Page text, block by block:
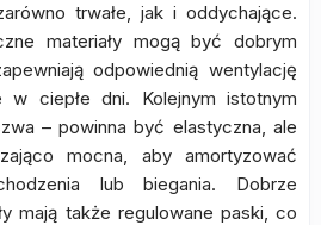
trwałe, jak i oddychające.
materiały mogą być dobrym
odpowiednią wentylację
ciepłe dni. Kolejnym istotnym
– powinna być elastyczna, ale
mocna, aby amortyzować
lub biegania. Dobrze
mają także regulowane paski, co